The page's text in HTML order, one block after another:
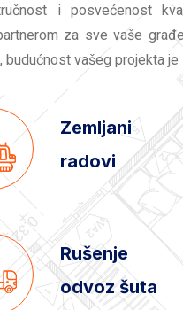
i posvećenost
za sve vaše
budućnost vašeg projekta je
Zemljani
radovi
Rušenje
odvoz šuta